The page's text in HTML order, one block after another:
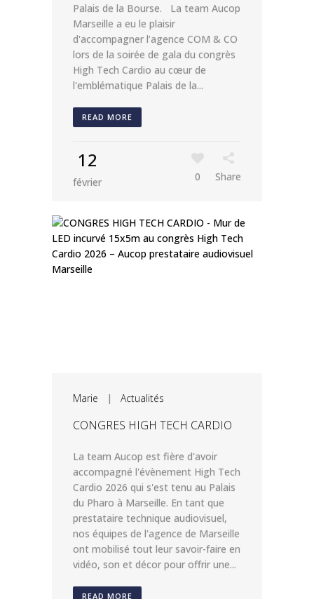
Palais de la Bourse. La team Aucop
Marseille a eu le plaisir
d'accompagner l’agence COM & CO
lors de la soirée de gala du congrès
High Tech Cardio au cœur de
l'emblématique Palais de la...
READ MORE
12
février 0 Share
Marie | Actualités
CONGRES HIGH TECH CARDIO
La team Aucop est fière d'avoir
accompagné l'évènement High Tech
Cardio 2026 qui s'est tenu au Palais
du Pharo à Marseille. En tant que
prestataire technique audiovisuel,
nos équipes de l'agence de Marseille
ont mobilisé tout leur savoir-faire en
vidéo, son et décor pour offrir une...
READ MORE